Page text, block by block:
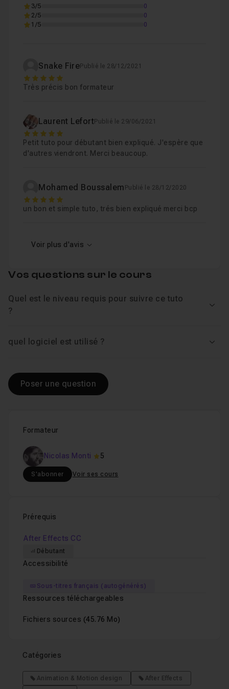
3/5
0
2/5
0
1/5
0
Snake FirePublié le 28/12/2021
5
Très précis bon formateur
Laurent Lefort Publié le 29/06/2021
5
Petit tuto pour débutant bien expliqué. J'espère que
d'autres viendront. Merci beaucoup.
Mohamed Boussalem Publié le 28/12/2020
5
un bon et simple tuto, trés bien expliqué merci bcp
Voir plus d'avis
Formateur
Nicolas Monti 5
S'abonner Voir ses cours
Prérequis
After Effects CC
Débutant
Accessibilité
Sous-titres français (autogénérés)
Ressources téléchargeables
Fichiers sources (45.76 Mo)
Catégories
Animation & Motion design
After Effects
Vos questions sur le cours
Quel est le niveau requis pour suivre ce tuto
?
quel logiciel est utilisé ?
Poser une question